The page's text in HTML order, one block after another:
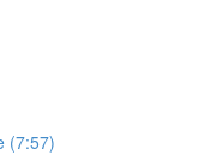
(7:57)